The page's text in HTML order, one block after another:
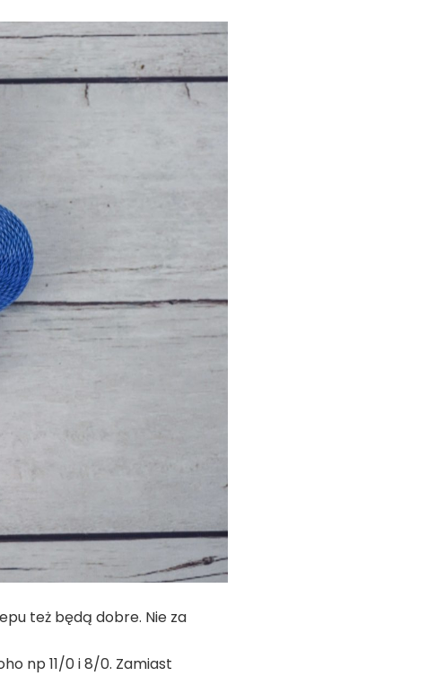
też będą dobre. Nie za
np 11/0 i 8/0. Zamiast